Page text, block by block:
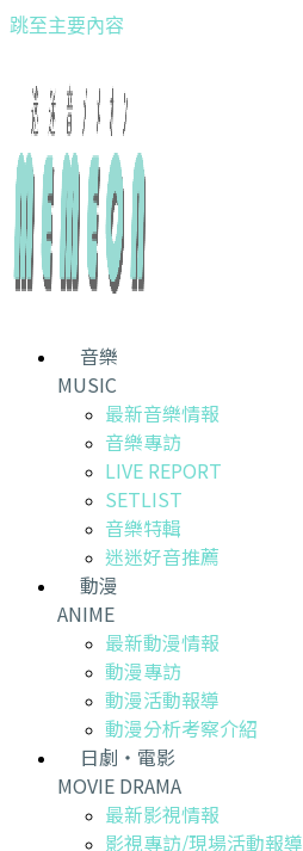
跳至主要內容
音樂
MUSIC
最新音樂情報
音樂專訪
LIVE REPORT
SETLIST
音樂特輯
迷迷好音推薦
動漫
ANIME
最新動漫情報
動漫專訪
動漫活動報導
動漫分析考察介紹
日劇・電影
MOVIE DRAMA
最新影視情報
影視專訪/現場活動報導